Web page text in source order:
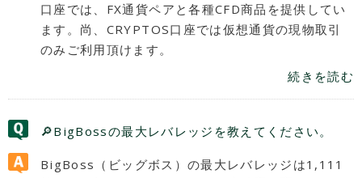
口座では、FX通貨ペアと各種CFD商品を提供してい
ます。尚、CRYPTOS口座では仮想通貨の現物取引
のみご利用頂けます。
続きを読む
🔎BigBossの最大レバレッジを教えてください。
BigBoss（ビッグボス）の最大レバレッジは1,111